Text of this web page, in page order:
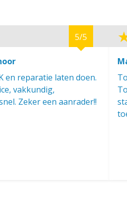
5/5
en reparatie laten doen.
vakkundig,
Zeker een aanrader!!